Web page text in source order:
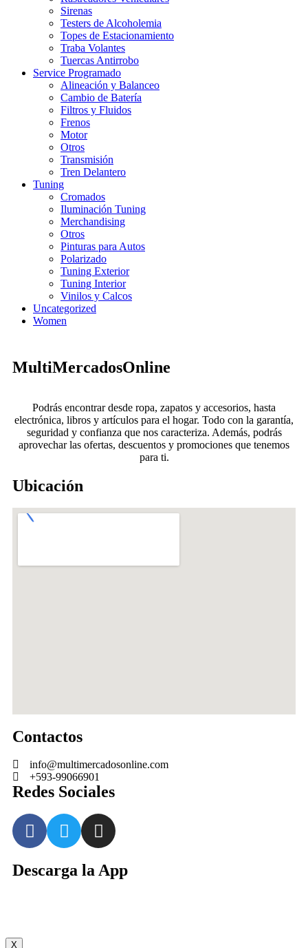
Sirenas
Testers de Alcoholemia
Topes de Estacionamiento
Traba Volantes
Tuercas Antirrobo
Service Programado
Alineación y Balanceo
Cambio de Batería
Filtros y Fluidos
Frenos
Motor
Otros
Transmisión
Tren Delantero
Tuning
Cromados
Iluminación Tuning
Merchandising
Otros
Pinturas para Autos
Polarizado
Tuning Exterior
Tuning Interior
Vinilos y Calcos
Uncategorized
Women
MultiMercadosOnline
Podrás encontrar desde ropa, zapatos y accesorios, hasta
electrónica, libros y artículos para el hogar. Todo con la garantía,
seguridad y confianza que nos caracteriza. Además, podrás
aprovechar las ofertas, descuentos y promociones que tenemos
para ti.
Ubicación
Contactos
info@multimercadosonline.com
+593-99066901
Redes Sociales
Descarga la App
X